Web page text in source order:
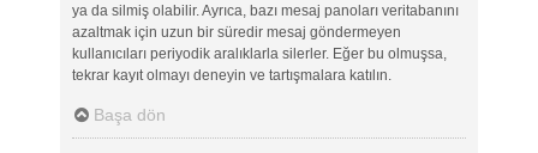
ya da silmiş olabilir. Ayrıca, bazı mesaj panoları veritabanını
azaltmak için uzun bir süredir mesaj göndermeyen
kullanıcıları periyodik aralıklarla silerler. Eğer bu olmuşsa,
tekrar kayıt olmayı deneyin ve tartışmalara katılın.
Başa dön